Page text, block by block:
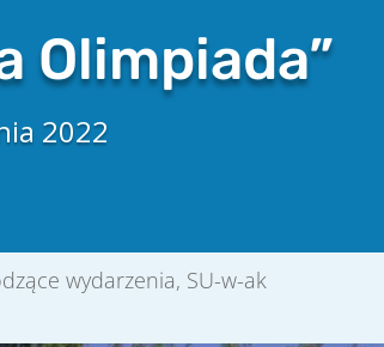
Olimpiada”
2022
wydarzenia, SU-w-ak